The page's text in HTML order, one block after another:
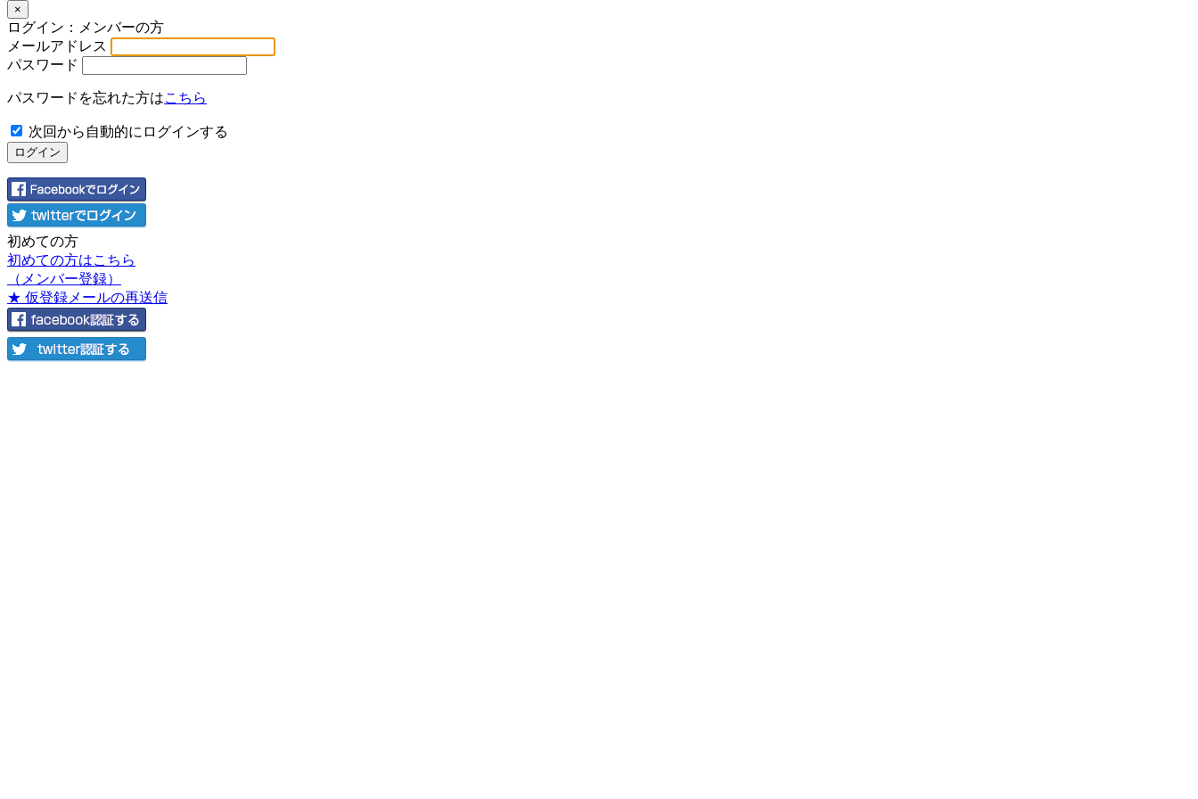
×
ログイン：メンバーの方
メールアドレス
パスワード
パスワードを忘れた方はこちら
次回から自動的にログインする
初めての方
初めての方はこちら
（メンバー登録）
★ 仮登録メールの再送信